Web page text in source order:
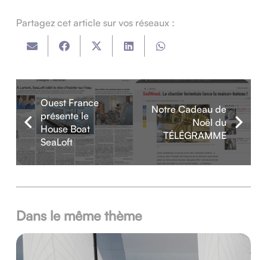
Partagez cet article sur vos réseaux :
Ouest France
présente le
House Boat
SeaLoft
Notre Cadeau de
Noël du
TÉLÉGRAMME
Dans le même thème